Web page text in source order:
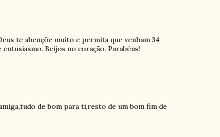
te abençõe muito e permita que venham 34
Beijos no coração. Parabéns!
de bom para ti,resto de um bom fim de